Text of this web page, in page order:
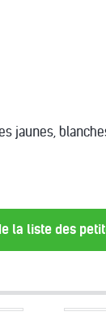
jaunes,
la liste des